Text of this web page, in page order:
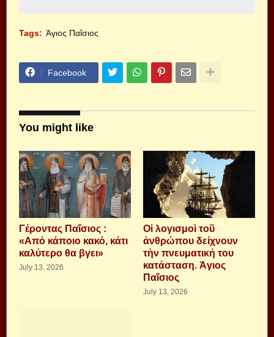
Tags: Άγιος Παΐσιος
Facebook
You might like
Γέροντας Παΐσιος :
«Από κάποιο κακό, κάτι
καλύτερο θα βγει»
July 13, 2026
Οἱ λογισμοὶ τοῦ
ἀνθρώπου δείχνουν
τὴν πνευματική του
κατάσταση. Ἁγιος
Παΐσιος
July 13, 2026